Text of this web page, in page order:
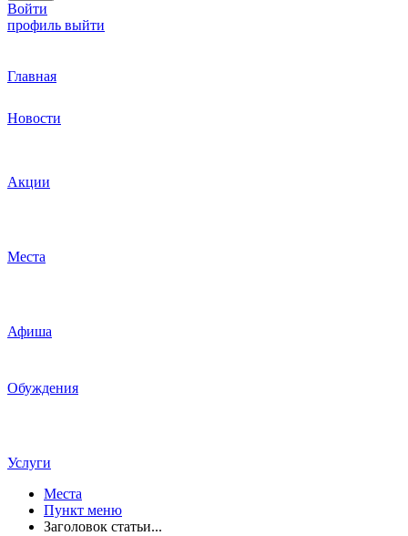
Войти
профиль выйти
Главная
Новости
Акции
Места
Афиша
Обуждения
Услуги
Места
Пункт меню
Заголовок статьи...